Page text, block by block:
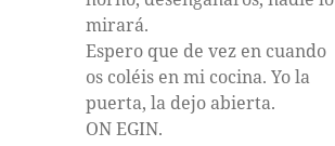
mirará.
Espero que de vez en cuando
os coléis en mi cocina. Yo la
puerta, la dejo abierta.
ON EGIN.